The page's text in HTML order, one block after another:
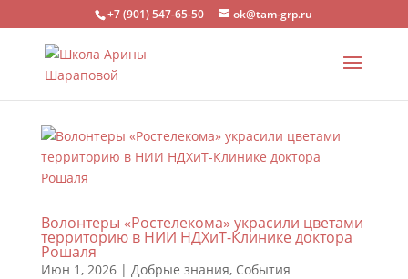
+7 (901) 547-65-50 ok@tam-grp.ru
Волонтеры «Ростелекома» украсили цветами
территорию в НИИ НДХиТ-Клинике доктора
Рошаля
Июн 1, 2026| Добрые знания, События